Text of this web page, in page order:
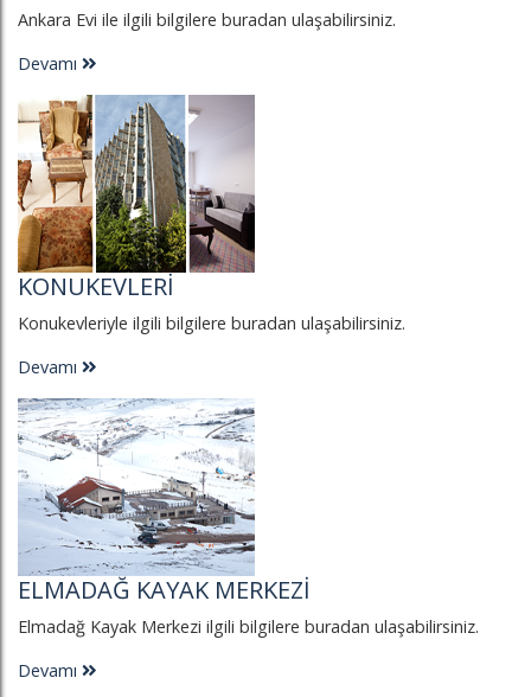
Ankara Evi ile ilgili bilgilere buradan ulaşabilirsiniz.
Devamı
KONUKEVLERI
Konukevleriyle ilgili bilgilere buradan ulaşabilirsiniz.
Devamı
ELMADAĞ KAYAK MERKEZI
Elmadağ Kayak Merkezi ilgili bilgilere buradan ulaşabilirsiniz.
Devamı